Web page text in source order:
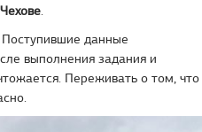
.
данные
выполнения задания и
Переживать о том, что